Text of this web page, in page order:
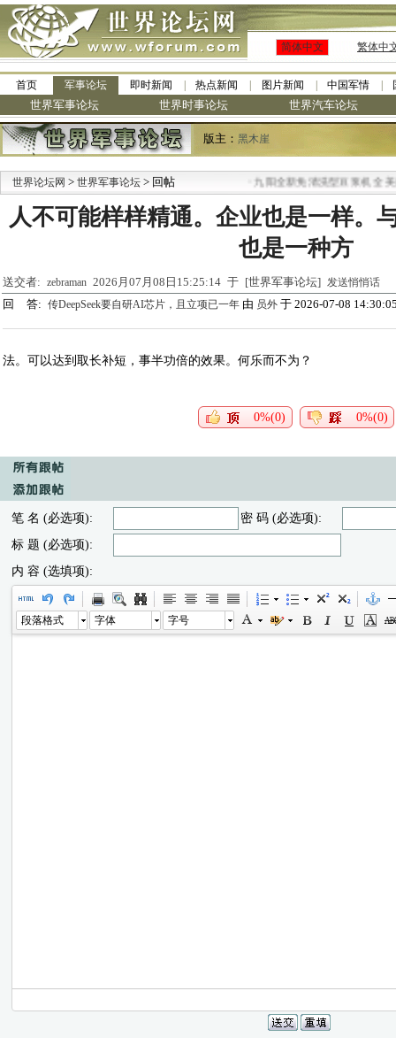
简体中文 繁体中
首页 军事论坛 即时新闻 热点新闻 图片新闻 中国军情
世界军事论坛 世界时事论坛 世界汽车论坛
版主： 黑木崖
世界论坛网 > 世界军事论坛 > 回帖 九阳全新免清洗型豆浆机 全美最
人不可能样样精通。企业也是一样。
也是一种方
送交者: zebraman 2026月07月08日15:25:14 于 [世界军事论坛] 发送悄悄话
回 答: 传DeepSeek要自研AI芯片，且立项已一年 由 员外 于 2026-07-08
法。可以达到取长补短，事半功倍的效果。何乐而不为？
0%(0) 0%(0)
笔 名 (必选项):
密 码 (必选项):
标 题 (必选项):
内 容 (选填项):
段落格式 字体 字号